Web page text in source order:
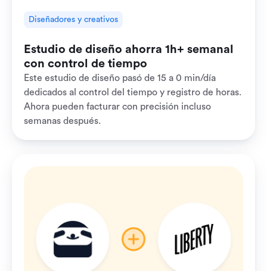
Diseñadores y creativos
Estudio de diseño ahorra 1h+ semanal
con control de tiempo
Este estudio de diseño pasó de 15 a 0 min/día
dedicados al control del tiempo y registro de horas.
Ahora pueden facturar con precisión incluso
semanas después.